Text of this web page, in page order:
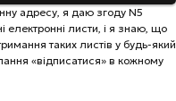
адресу, я даю згоду N5
електронні листи, і я знаю, що
таких листів у будь-який
«відписатися» в кожному